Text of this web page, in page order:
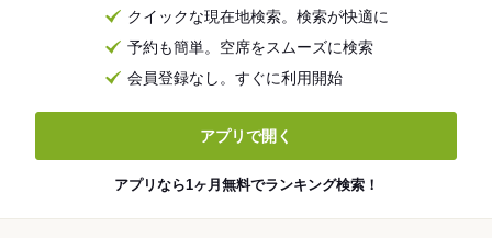
クイックな現在地検索。検索が快適に
予約も簡単。空席をスムーズに検索
会員登録なし。すぐに利用開始
アプリで開く
アプリなら1ヶ月無料でランキング検索！